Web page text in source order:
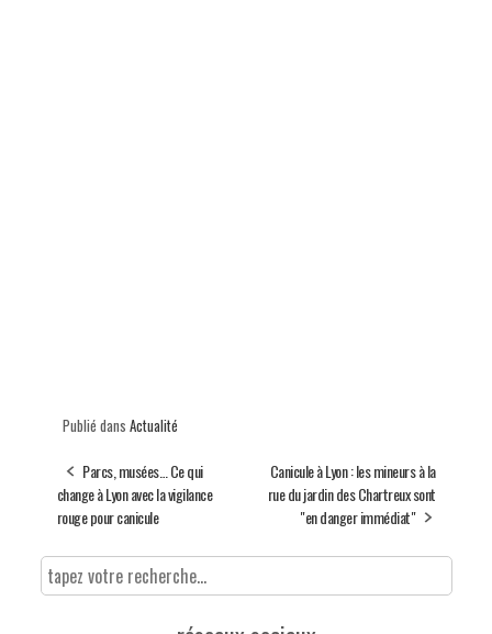
Publié dans Actualité
Parcs, musées… Ce qui
change à Lyon avec la vigilance
rouge pour canicule
Canicule à Lyon : les mineurs à la
rue du jardin des Chartreux sont
"en danger immédiat"